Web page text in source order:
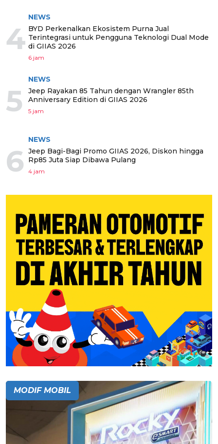
4
NEWS
BYD Perkenalkan Ekosistem Purna Jual
Terintegrasi untuk Pengguna Teknologi Dual Mode
di GIIAS 2026
6 jam
5
NEWS
Jeep Rayakan 85 Tahun dengan Wrangler 85th
Anniversary Edition di GIIAS 2026
5 jam
6
NEWS
Jeep Bagi-Bagi Promo GIIAS 2026, Diskon hingga
Rp85 Juta Siap Dibawa Pulang
4 jam
MODIF MOBIL